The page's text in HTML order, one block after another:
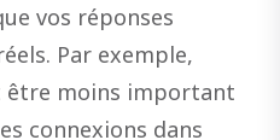
vos réponses
Par exemple,
être moins important
connexions dans